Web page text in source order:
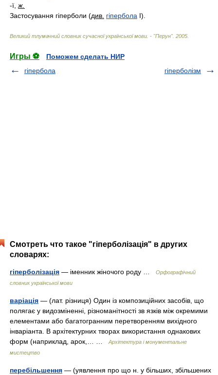
-ї, ж.
Застосування гіперболи (див. гіпербола I).
Великий тлумачний словник сучасної української мови. - "Перун". 2005
Игры ⚽
Поможем сделать НИР
гіпербола
гіперболізм
Смотреть что такое "гіперболізація" в других
словарях:
гіперболізація — іменник жіночого роду …
Орфографічний
словник української мови
варіація — (лат. різниця) Один із композиційних засобів, що
полягає у видозміненні, різноманітності зв язків між окремими
елементами або багатогранним перетворенням вихідного
інваріанта. В архітектурних творах використання однакових
форм (наприклад, арок,… …
Архітектура і монументальне
мистецтво
перебільшення — (уявлення про що н. у більших, збільшених